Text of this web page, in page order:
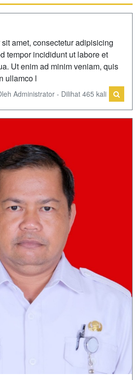
amet, consectetur adipisicing
tempor incididunt ut labore et
Ut enim ad minim veniam, quis
ullamco l
Administrator - Dilihat 465 kali